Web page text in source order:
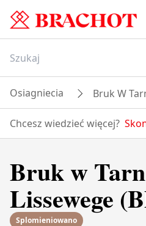
Osiagniecia Bruk W
Chcesz wiedzieć więcej?
Bruk w
Lissewege
Splomieniowano